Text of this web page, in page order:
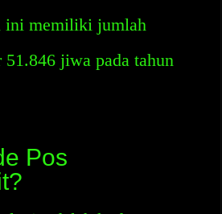
ini memiliki jumlah
51.846 jiwa pada tahun
Pos